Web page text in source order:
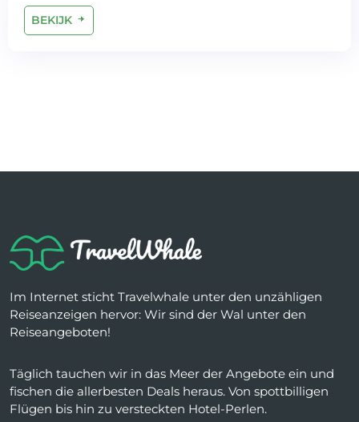
BEKIJK
Im Internet sticht Travelwhale unter den unzähligen
Reiseanzeigen hervor: Wir sind der Wal unter den
Reiseangeboten!
Täglich tauchen wir in das Meer der Angebote ein und
fischen die allerbesten Deals heraus. Von spottbilligen
Flügen bis hin zu versteckten Hotel-Perlen.